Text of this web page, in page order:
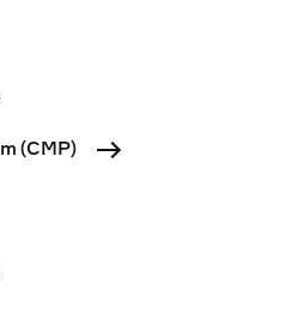
(CMP)